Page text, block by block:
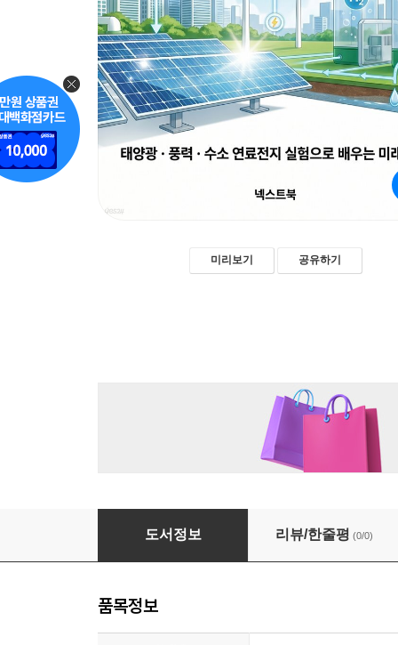
미리보기 공유하기
그린에너지 엔지니어
도서정보 리뷰/한줄평 (0/0)
품목정보